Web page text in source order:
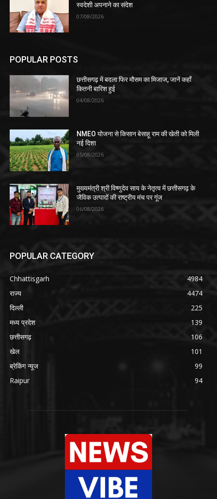
स्वदेशी अपनाने का संदेश
07/08/2026
POPULAR POSTS
छत्तीसगढ़ में बदला फिर मौसम का मिजाज, जानें कहाँ
कितनी बारिश हुई
04/08/2026
NMEO योजना से किसान बेसाहू राम की खेती को मिली
नई दिशा
05/08/2026
मुख्यमंत्री श्री विष्णुदेव साय के नेतृत्व में छत्तीसगढ़ के
जैविक उत्पादों की राष्ट्रीय मंच पर गूंज
06/08/2026
POPULAR CATEGORY
Chhattisgarh
4984
राज्य
4474
दिल्ली
225
मध्य प्रदेश
139
छत्तीसगढ़
106
खेल
101
ब्रेकिंग न्यूज
99
Raipur
94